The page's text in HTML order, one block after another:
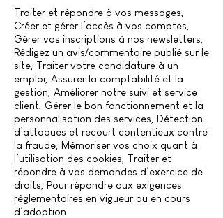
Traiter et répondre à vos messages,
Créer et gérer l’accès à vos comptes,
Gérer vos inscriptions à nos newsletters,
Rédigez un avis/commentaire publié sur le
site, Traiter votre candidature à un
emploi, Assurer la comptabilité et la
gestion, Améliorer notre suivi et service
client, Gérer le bon fonctionnement et la
personnalisation des services, Détection
d’attaques et recourt contentieux contre
la fraude, Mémoriser vos choix quant à
l’utilisation des cookies, Traiter et
répondre à vos demandes d’exercice de
droits, Pour répondre aux exigences
réglementaires en vigueur ou en cours
d’adoption